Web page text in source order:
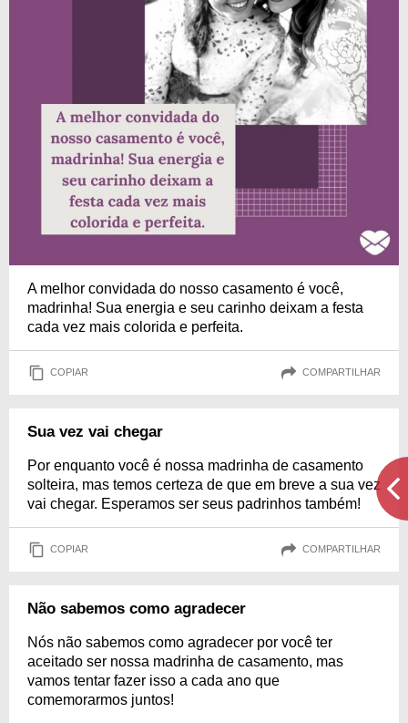
A melhor convidada do nosso casamento é você,
madrinha! Sua energia e seu carinho deixam a festa
cada vez mais colorida e perfeita.
COPIAR COMPARTILHAR
Sua vez vai chegar
Por enquanto você é nossa madrinha de casamento
solteira, mas temos certeza de que em breve a sua vez
vai chegar. Esperamos ser seus padrinhos também!
COPIAR COMPARTILHAR
Não sabemos como agradecer
Nós não sabemos como agradecer por você ter
aceitado ser nossa madrinha de casamento, mas
vamos tentar fazer isso a cada ano que
comemorarmos juntos!